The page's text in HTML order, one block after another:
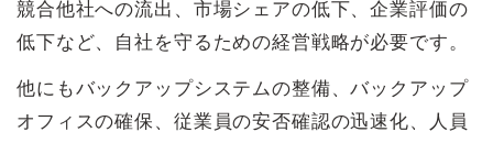
競合他社への流出、市場シェアの低下、企業評価の
低下など、自社を守るための経営戦略が必要です。
他にもバックアップシステムの整備、バックアップ
オフィスの確保、従業員の安否確認の迅速化、人員